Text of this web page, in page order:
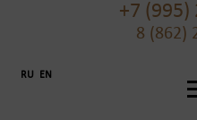
+7 (995)
8 (862)
RU EN